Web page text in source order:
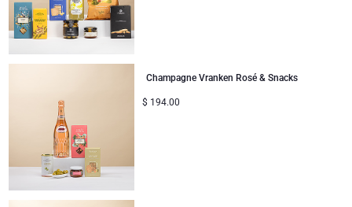
Mejórate
Regalos para compartir
Regalos para bebés
Regalos para niños
Regalos de Navidad
Champagne Vranken Rosé & Snacks
$ 194.00